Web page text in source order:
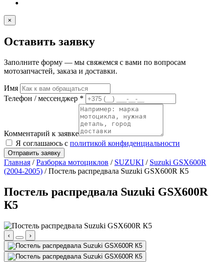
×
Оставить заявку
Заполните форму — мы свяжемся с вами по вопросам
мотозапчастей, заказа и доставки.
Имя
Телефон / мессенджер *
Комментарий к заявке
Я соглашаюсь с политикой конфиденциальности
Отправить заявку
Главная /Разборка мотоциклов / SUZUKI / Suzuki GSX600R
(2004-2005) / Постель распредвала Suzuki GSX600R К5
Постель распредвала Suzuki GSX600R
К5
‹ ›